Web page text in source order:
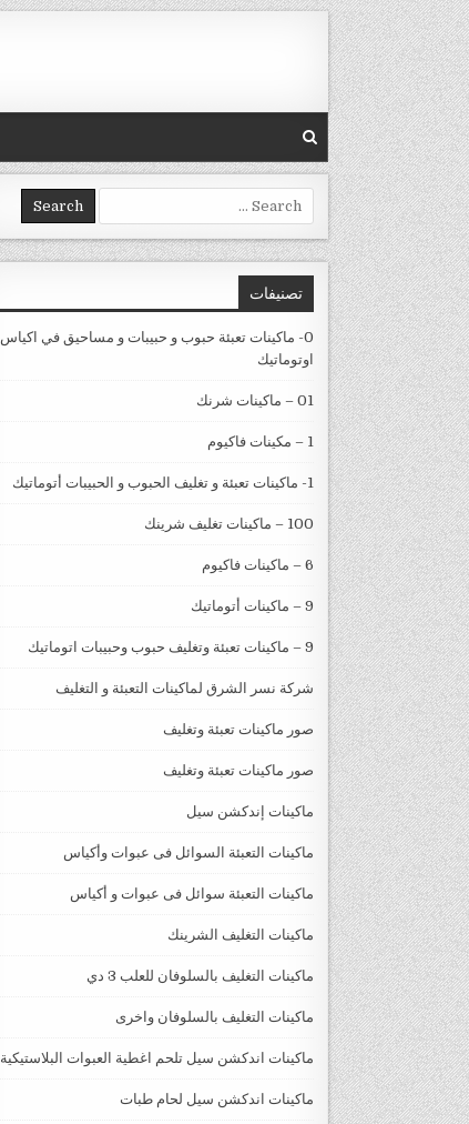
Skip to content
Search for:
تصنيفات
0- ماكينات تعبئة حبوب و حبيبات و مساحيق في اكياس
اوتوماتيك
01 – ماكينات شرنك
1 – مكينات فاكيوم
1- ماكينات تعبئة و تغليف الحبوب و الحبيبات أتوماتيك
100 – ماكينات تغليف شرينك
6 – ماكينات فاكيوم
9 – ماكينات أتوماتيك
9 – ماكينات تعبئة وتغليف حبوب وحبيبات اتوماتيك
شركة نسر الشرق لماكينات التعبئة و التغليف
صور ماكينات تعبئة وتغليف
صور ماكينات تعبئة وتغليف
ماكينات إندكشن سيل
ماكينات التعبئة السوائل فى عبوات وأكياس
ماكينات التعبئة سوائل فى عبوات و أكياس
ماكينات التغليف الشرينك
ماكينات التغليف بالسلوفان للعلب 3 دي
ماكينات التغليف بالسلوفان واخرى
ماكينات اندكشن سيل تلحم اغطية العبوات البلاستيكية
ماكينات اندكشن سيل لحام طبات